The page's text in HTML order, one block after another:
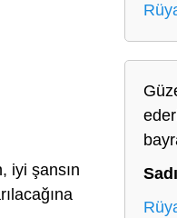
iyi şansın